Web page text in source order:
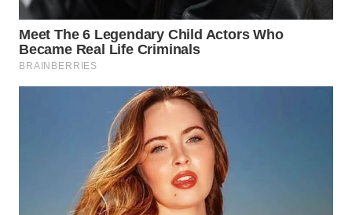
WN
MAJALENGKA
WN
SUBANG
PURWAKARTA